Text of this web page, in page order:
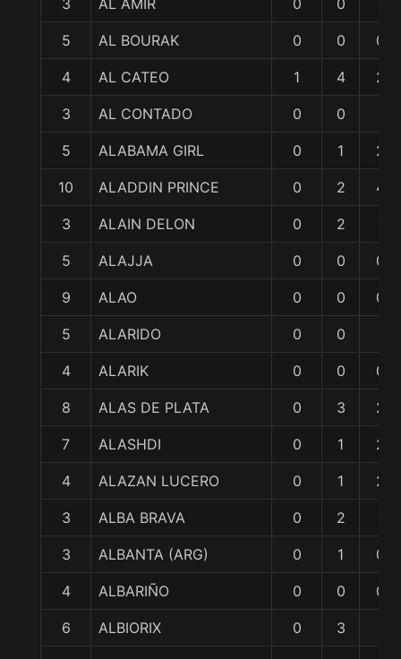
3 AL AMIR 0 0
5 AL BOURAK 0 0 0
4 AL CATEO 1 4 2
3 AL CONTADO 0 0
5 ALABAMA GIRL 0 1 2
10 ALADDIN PRINCE 0 2 4
3 ALAIN DELON 0 2
5 ALAJJA 0 0 0
9 ALAO 0 0 0
5 ALARIDO 0 0
4 ALARIK 0 0 0
8 ALAS DE PLATA 0 3 2
7 ALASHDI 0 1 2
4 ALAZAN LUCERO 0 1 2
3 ALBA BRAVA 0 2
3 ALBANTA (ARG) 0 1 0
4 ALBARIÑO 0 0 0
6 ALBIORIX 0 3